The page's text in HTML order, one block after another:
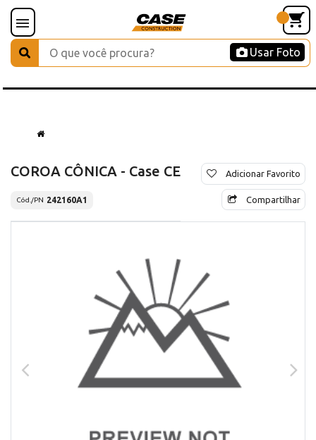
Usar Foto
COROA CÔNICA - Case CE
Cód./PN 242160A1
Adicionar Favorito
Compartilhar